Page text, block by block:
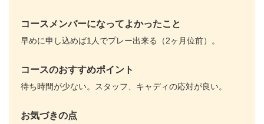
コースメンバーになってよかったこと
早めに申し込めば1人でプレー出来る（2ヶ月位前）。
コースのおすすめポイント
待ち時間が少ない。スタッフ、キャディの応対が良い。
お気づきの点